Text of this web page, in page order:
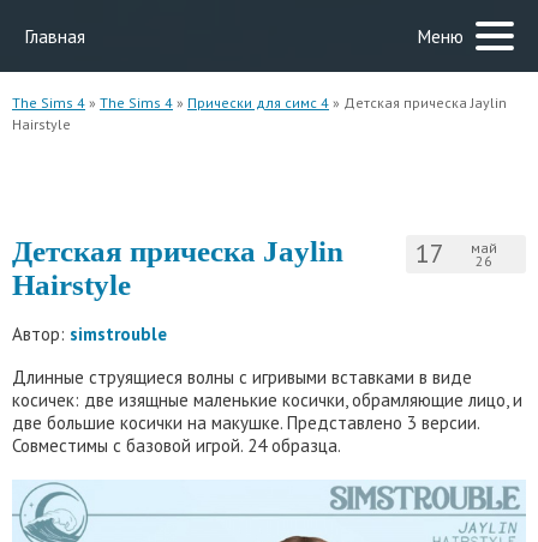
Главная Меню
The Sims 4 » The Sims 4 » Прически для симс 4 » Детская прическа Jaylin
Hairstyle
17 май
26
Детская прическа Jaylin
Hairstyle
Автор: simstrouble
Длинные струящиеся волны с игривыми вставками в виде
косичек: две изящные маленькие косички, обрамляющие лицо, и
две большие косички на макушке. Представлено 3 версии.
Совместимы с базовой игрой. 24 образца.